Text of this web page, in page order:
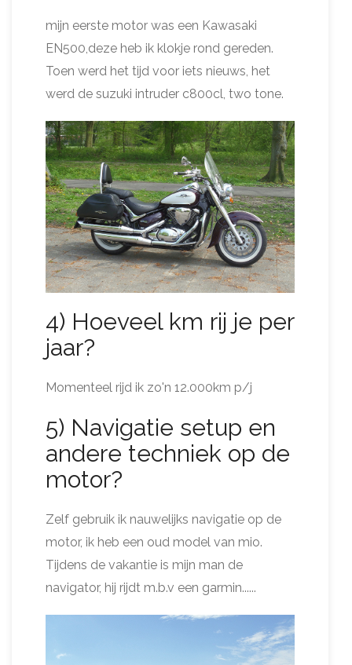
mijn eerste motor was een Kawasaki
EN500,deze heb ik klokje rond gereden.
Toen werd het tijd voor iets nieuws, het
werd de suzuki intruder c800cl, two tone.
4) Hoeveel km rij je per
jaar?
Momenteel rijd ik zo'n 12.000km p/j
5) Navigatie setup en
andere techniek op de
motor?
Zelf gebruik ik nauwelijks navigatie op de
motor, ik heb een oud model van mio.
Tijdens de vakantie is mijn man de
navigator, hij rijdt m.b.v een garmin......